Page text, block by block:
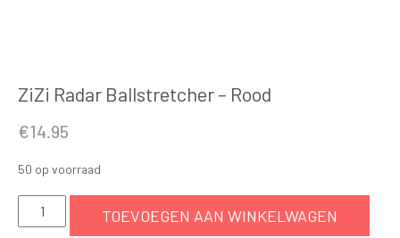
ZiZi Radar Ballstretcher – Rood
€14.95
50 op voorraad
Radar
TOEVOEGEN AAN WINKELWAGEN